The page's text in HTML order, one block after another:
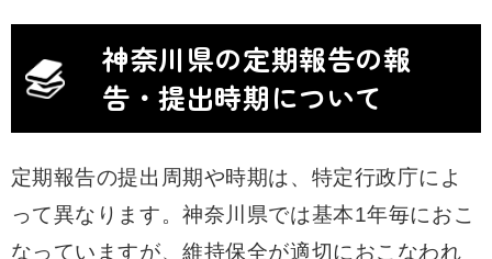
神奈川県の定期報告の報
告・提出時期について
定期報告の提出周期や時期は、特定行政庁によ
って異なります。神奈川県では基本1年毎におこ
なっていますが、維持保全が適切におこなわれ